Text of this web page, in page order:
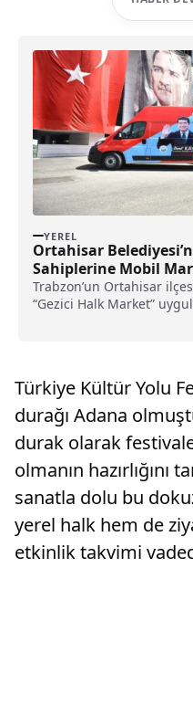
YEREL
Ortahisar
Sahiplerine Mobil
Trabzon’un Ortahisar
“Gezici Halk Market”
Türkiye Kültür Yolu
durağı Adana
durak olarak
olmanın hazırlığını
sanatla dolu bu
yerel halk hem de
etkinlik takvimi